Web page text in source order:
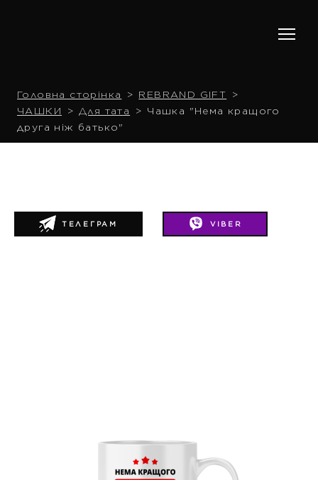
Головна сторінка
REBRAND GIFT
ЧАШКИ
Для тата
Чашка "Нема кращого
друга ніж батько"
VIBER
ТЕЛЕГРАМ